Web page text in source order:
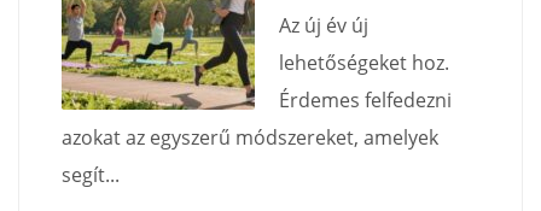
Az új év új
lehetőségeket hoz.
Érdemes felfedezni
azokat az egyszerű módszereket, amelyek
segít...